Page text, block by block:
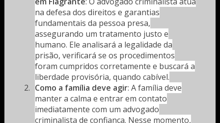
na defesa dos direitos e garantias
fundamentais da pessoa presa,
assegurando um tratamento justo e
humano. Ele analisará a legalidade da
prisão, verificará se os procedimentos
foram cumpridos corretamente e buscará a
liberdade provisória, quando cabível.
Como a família deve agir: A família deve
manter a calma e entrar em contato
imediatamente com um advogado
criminalista de confiança. Nesse momento,